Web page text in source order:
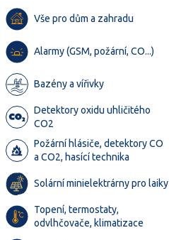
Vše pro dům a zahradu
Alarmy (GSM, požární, CO...)
Bazény a vířivky
Detektory oxidu uhličitého
CO2
Požární hlásiče, detektory CO
a CO2, hasící technika
Solární minielektrárny pro laiky
Topení, termostaty,
odvlhčovače, klimatizace